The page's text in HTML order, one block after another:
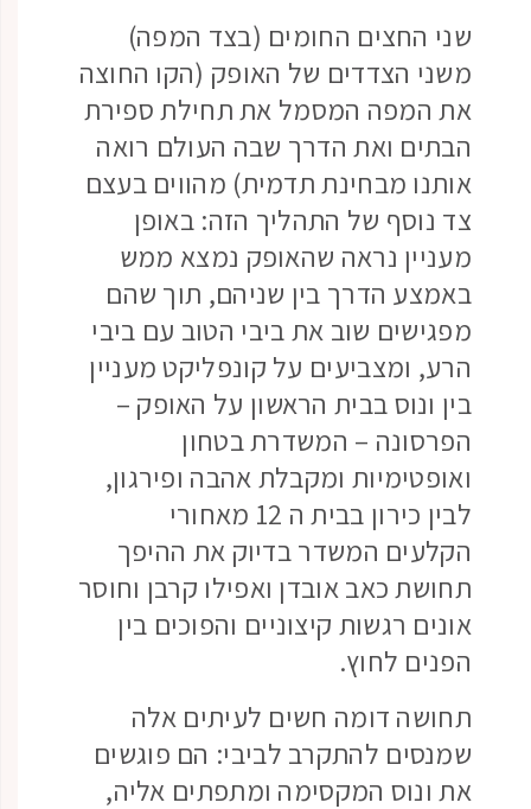
שני החצים החומים (בצד המפה)
משני הצדדים של האופק (הקו החוצה
את המפה המסמל את תחילת ספירת
הבתים ואת הדרך שבה העולם רואה
אותנו מבחינת תדמית) מהווים בעצם
צד נוסף של התהליך הזה: באופן
מעניין נראה שהאופק נמצא ממש
באמצע הדרך בין שניהם, תוך שהם
מפגישים שוב את ביבי הטוב עם ביבי
הרע, ומצביעים על קונפליקט מעניין
בין ונוס בבית הראשון על האופק –
הפרסונה – המשדרת בטחון
ואופטימיות ומקבלת אהבה ופירגון,
לבין כירון בבית ה 12 מאחורי
הקלעים המשדר בדיוק את ההיפך
תחושת כאב אובדן ואפילו קרבן וחוסר
אונים רגשות קיצוניים והפוכים בין
הפנים לחוץ.
תחושה דומה חשים לעיתים אלה
שמנסים להתקרב לביבי: הם פוגשים
את ונוס המקסימה ומתפתים אליה,